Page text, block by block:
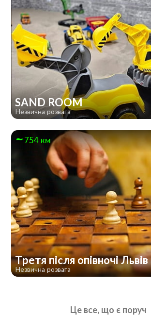
SAND ROOM
Незвична розвага
754 км
Третя після опівночі Львів
Незвична розвага
Це все, що є поруч